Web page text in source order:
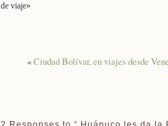
de viaje»
«Ciudad Bolívar, en viajes desde